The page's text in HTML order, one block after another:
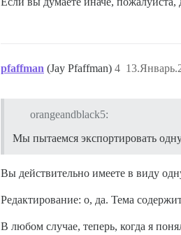
pfaffman (Jay Pfaffman) 4
orangeandblack5:
Мы пытаемся экспортировать
Вы действительно имеете в виду
Редактирование: о, да. Тема
В любом случае, теперь, когда я